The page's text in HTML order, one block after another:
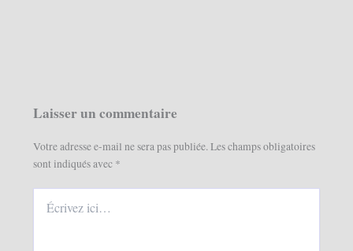
Laisser un commentaire
Votre adresse e-mail ne sera pas publiée.Les champs obligatoires
sont indiqués avec *
ici…